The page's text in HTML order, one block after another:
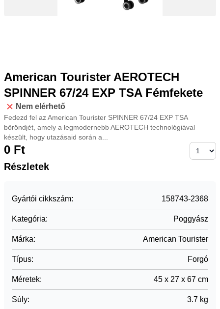
American Tourister AEROTECH
SPINNER 67/24 EXP TSA Fémfekete
Nem elérhető
Fedezd fel az American Tourister SPINNER 67/24 EXP TSA
bőröndjét, amely a legmodernebb AEROTECH technológiával
készült, hogy utazásaid során a...
0 Ft
Részletek
Gyártói cikkszám: 158743-2368
Kategória: Poggyász
Márka: American Tourister
Típus: Forgó
Méretek: 45 x 27 x 67 cm
Súly: 3.7 kg